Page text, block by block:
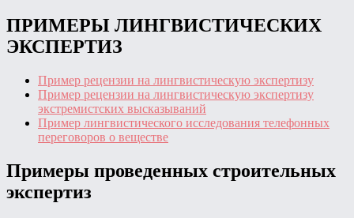
ПРИМЕРЫ ЛИНГВИСТИЧЕСКИХ
ЭКСПЕРТИЗ
Пример рецензии на лингвистическую экспертизу
Пример рецензии на лингвистическую экспертизу
экстремистских высказываний
Пример лингвистического исследования телефонных
переговоров о веществе
Примеры проведенных строительных
экспертиз